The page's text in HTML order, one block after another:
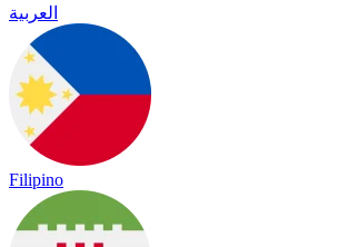
العربية
Filipino